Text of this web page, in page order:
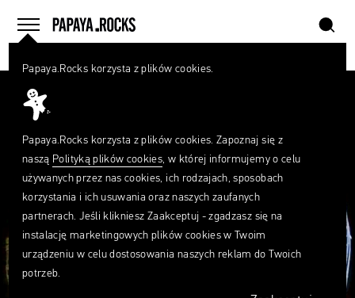
menu
home szukaj
Papaya.Rocks korzysta z plików cookies.
Papaya.Rocks korzysta z plików cookies. Zapoznaj się z
naszą Polityką plików cookies, w której informujemy o celu
używanych przez nas cookies, ich rodzajach, sposobach
korzystania i ich usuwania oraz naszych zaufanych
partnerach. Jeśli klikniesz Zaakceptuj - zgadzasz się na
instalację marketingowych plików cookies w Twoim
urządzeniu w celu dostosowania naszych reklam do Twoich
potrzeb.
Czego
szukasz?